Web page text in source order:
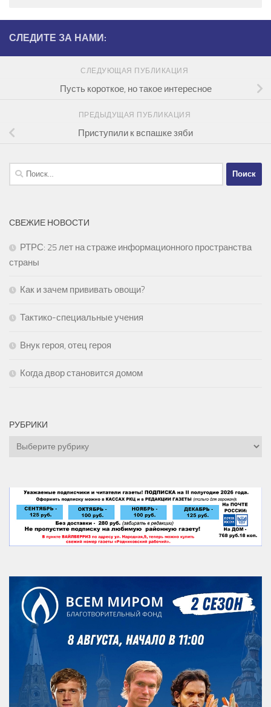
СЛЕДИТЕ ЗА НАМИ:
СЛЕДУЮЩАЯ ПУБЛИКАЦИЯ
Пусть короткое, но такое интересное
ПРЕДЫДУЩАЯ ПУБЛИКАЦИЯ
Приступили к вспашке зяби
Найти:
СВЕЖИЕ НОВОСТИ
РТРС: 25 лет на страже информационного пространства
страны
Как и зачем прививать овощи?
Тактико-специальные учения
Внук героя, отец героя
Когда двор становится домом
РУБРИКИ
Рубрики